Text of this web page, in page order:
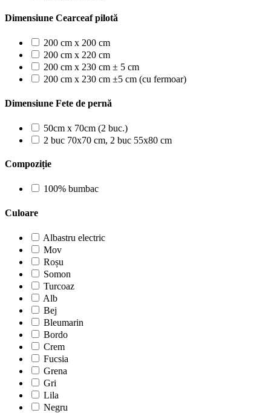
Dimensiune Cearceaf pilotă
200 cm x 200 cm
200 cm x 220 cm
200 cm x 230 cm ± 5 cm
200 cm x 230 cm ±5 cm (cu fermoar)
Dimensiune Fete de pernă
50cm x 70cm (2 buc.)
2 buc 70x70 cm, 2 buc 55x80 cm
Compoziție
100% bumbac
Culoare
Albastru electric
Mov
Roșu
Somon
Turcoaz
Alb
Bej
Bleumarin
Bordo
Crem
Fucsia
Grena
Gri
Lila
Negru